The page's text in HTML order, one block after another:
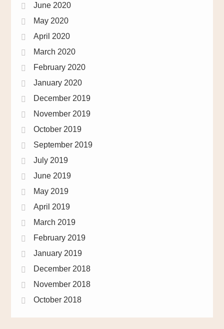
June 2020
May 2020
April 2020
March 2020
February 2020
January 2020
December 2019
November 2019
October 2019
September 2019
July 2019
June 2019
May 2019
April 2019
March 2019
February 2019
January 2019
December 2018
November 2018
October 2018